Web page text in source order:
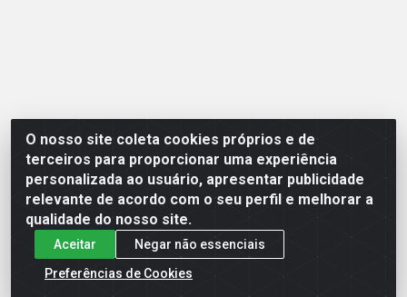
O nosso site coleta cookies próprios e de
terceiros para proporcionar uma experiência
personalizada ao usuário, apresentar publicidade
relevante de acordo com o seu perfil e melhorar a
qualidade do nosso site.
Aceitar
Negar não essenciais
Preferências de Cookies
Opção Atacadista - Setor De Industria Qi 21 Lt 23 A 41,
SN - Setor Industrial (Ceilândia), Brasília/DF - CEP
72265-210 - CNPJ 17.244.285/0001-09